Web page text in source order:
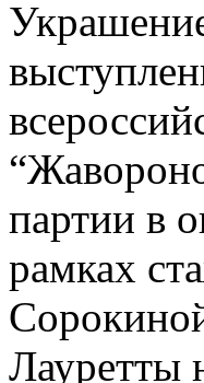
партии в
рамках
Лауретты